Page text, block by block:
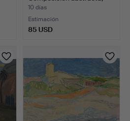
años …
10 días
Estimación
85 USD